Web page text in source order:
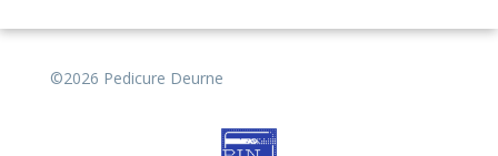
©2026 Pedicure Deurne